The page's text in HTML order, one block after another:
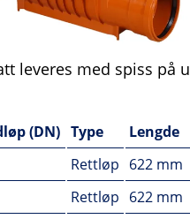
leveres med spiss på
(DN) Type Lengde
Rettløp 622 mm
Rettløp 622 mm